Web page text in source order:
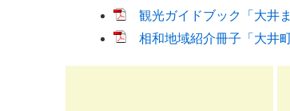
観光ガイドブック「大井
相和地域紹介冊子「大井